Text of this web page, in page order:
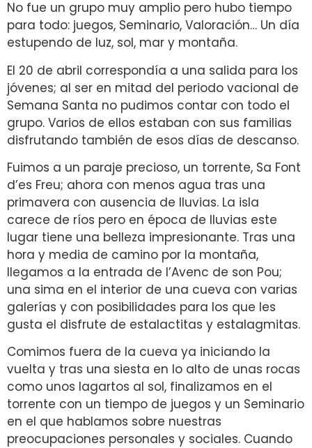
No fue un grupo muy amplio pero hubo tiempo
para todo: juegos, Seminario, Valoración… Un día
estupendo de luz, sol, mar y montaña.
El 20 de abril correspondía a una salida para los
jóvenes; al ser en mitad del periodo vacional de
Semana Santa no pudimos contar con todo el
grupo. Varios de ellos estaban con sus familias
disfrutando también de esos días de descanso.
Fuimos a un paraje precioso, un torrente, Sa Font
d’es Freu; ahora con menos agua tras una
primavera con ausencia de lluvias. La isla
carece de ríos pero en época de lluvias este
lugar tiene una belleza impresionante. Tras una
hora y media de camino por la montaña,
llegamos a la entrada de l’Avenc de son Pou;
una sima en el interior de una cueva con varias
galerías y con posibilidades para los que les
gusta el disfrute de estalactitas y estalagmitas.
Comimos fuera de la cueva ya iniciando la
vuelta y tras una siesta en lo alto de unas rocas
como unos lagartos al sol, finalizamos en el
torrente con un tiempo de juegos y un Seminario
en el que hablamos sobre nuestras
preocupaciones personales y sociales. Cuando